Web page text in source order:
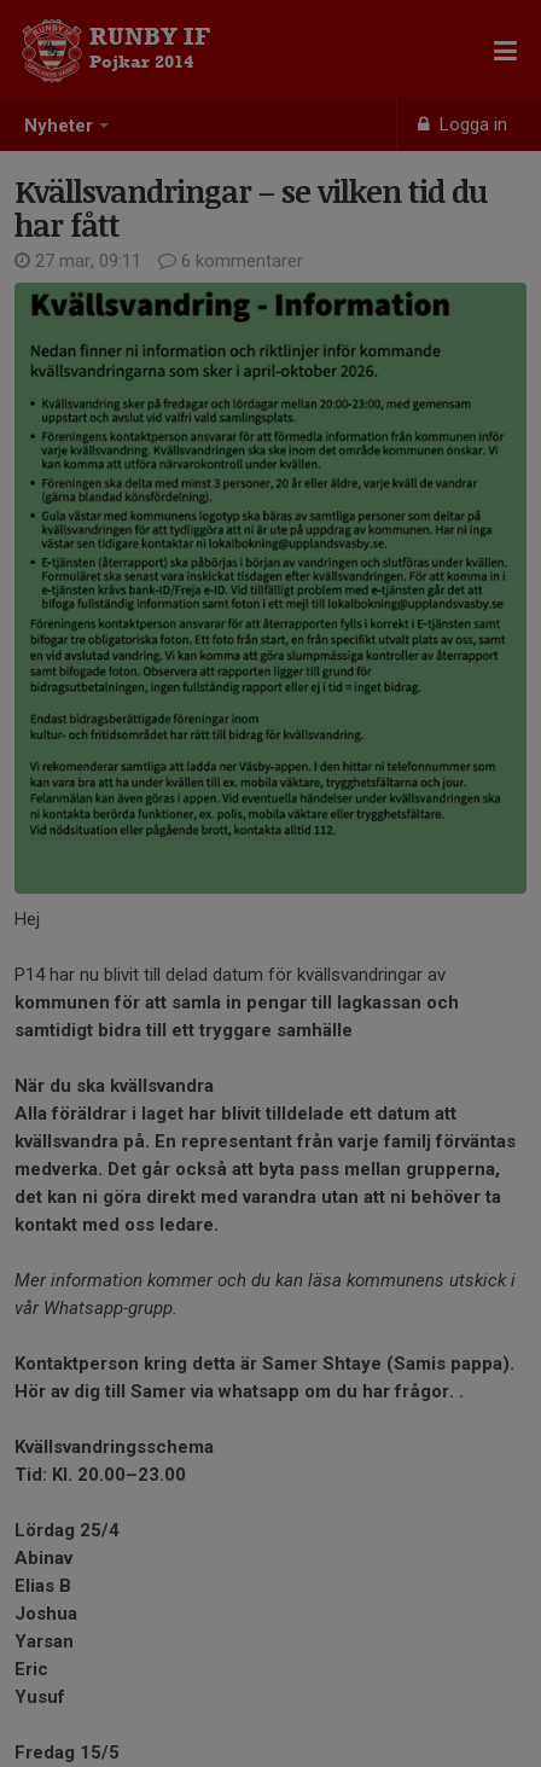
Nyheter Logga in
RUNBY IF
Pojkar 2014
Kvällsvandringar – se vilken tid du
har fått
27 mar, 09:11 6 kommentarer
Hej
P14 har nu blivit till delad datum för kvällsvandringar av
kommunen för att samla in pengar till lagkassan och
samtidigt bidra till ett tryggare samhälle
När du ska kvällsvandra
Alla föräldrar i laget har blivit tilldelade ett datum att
kvällsvandra på. En representant från varje familj förväntas
medverka. Det går också att byta pass mellan grupperna,
det kan ni göra direkt med varandra utan att ni behöver ta
kontakt med oss ledare.
Mer information kommer och du kan läsa kommunens utskick i
vår Whatsapp-grupp.
Kontaktperson kring detta är Samer Shtaye (Samis pappa).
Hör av dig till Samer via whatsapp om du har frågor. .
Kvällsvandringsschema
Tid: Kl. 20.00–23.00
Lördag 25/4
Abinav
Elias B
Joshua
Yarsan
Eric
Yusuf
Fredag 15/5